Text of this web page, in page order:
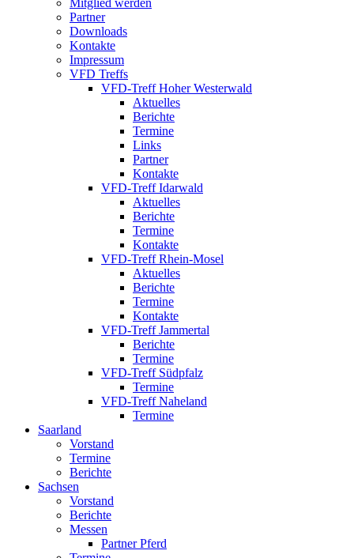
Mitglied werden
Partner
Downloads
Kontakte
Impressum
VFD Treffs
VFD-Treff Hoher Westerwald
Aktuelles
Berichte
Termine
Links
Partner
Kontakte
VFD-Treff Idarwald
Aktuelles
Berichte
Termine
Kontakte
VFD-Treff Rhein-Mosel
Aktuelles
Berichte
Termine
Kontakte
VFD-Treff Jammertal
Berichte
Termine
VFD-Treff Südpfalz
Termine
VFD-Treff Naheland
Termine
Saarland
Vorstand
Termine
Berichte
Sachsen
Vorstand
Berichte
Messen
Partner Pferd